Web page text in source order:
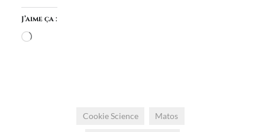
J’aime ça :
Chargement…
Cookie Science Matos